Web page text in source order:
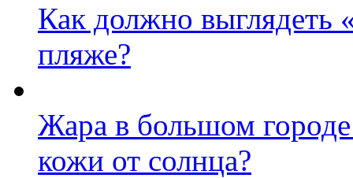
Как должно выглядеть
пляже?
Жара в большом
кожи от солнца?